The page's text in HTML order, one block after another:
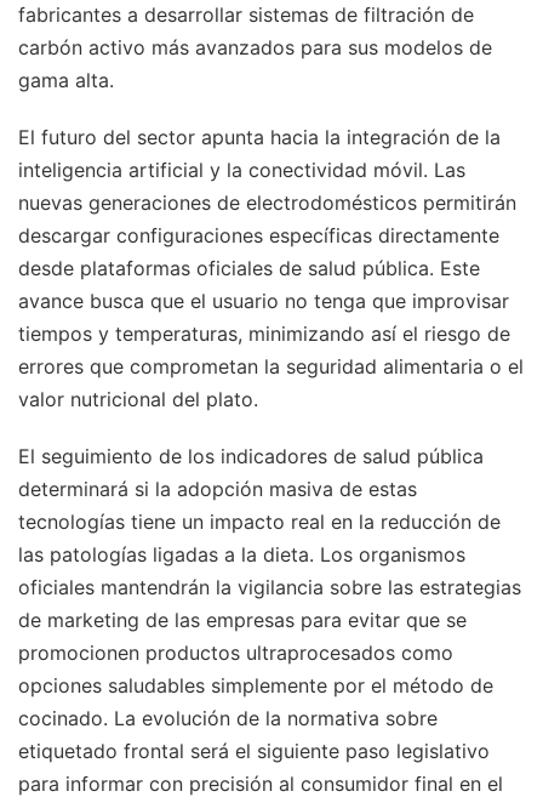
fabricantes a desarrollar sistemas de filtración de
carbón activo más avanzados para sus modelos de
gama alta.
El futuro del sector apunta hacia la integración de la
inteligencia artificial y la conectividad móvil. Las
nuevas generaciones de electrodomésticos permitirán
descargar configuraciones específicas directamente
desde plataformas oficiales de salud pública. Este
avance busca que el usuario no tenga que improvisar
tiempos y temperaturas, minimizando así el riesgo de
errores que comprometan la seguridad alimentaria o el
valor nutricional del plato.
El seguimiento de los indicadores de salud pública
determinará si la adopción masiva de estas
tecnologías tiene un impacto real en la reducción de
las patologías ligadas a la dieta. Los organismos
oficiales mantendrán la vigilancia sobre las estrategias
de marketing de las empresas para evitar que se
promocionen productos ultraprocesados como
opciones saludables simplemente por el método de
cocinado. La evolución de la normativa sobre
etiquetado frontal será el siguiente paso legislativo
para informar con precisión al consumidor final en el